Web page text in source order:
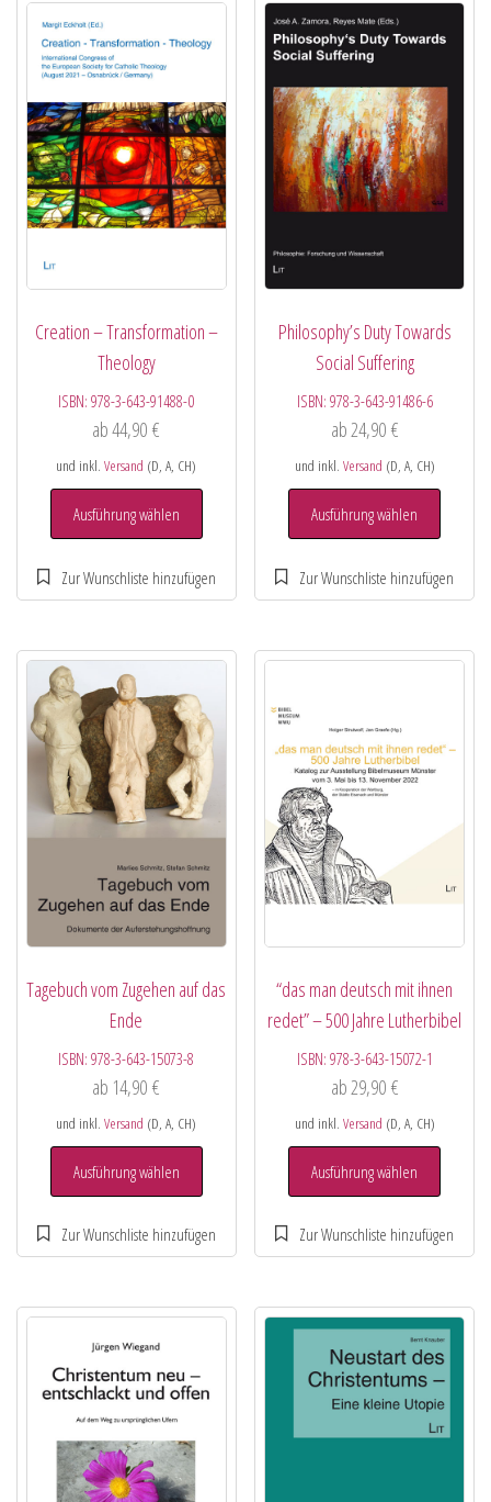
Creation – Transformation –
Theology
ISBN:978-3-643-91488-0
ab44,90€
und inkl.Versand (D, A, CH)
Ausführung wählen
Philosophy’s Duty Towards
Social Suffering
ISBN: 978-3-643-91486-6
ab24,90 €
und inkl. Versand (D, A, CH)
Ausführung wählen
Tagebuch vom Zugehen auf das
Ende
ISBN:978-3-643-15073-8
ab 14,90€
und inkl.Versand (D, A, CH)
Ausführung wählen
“das man deutsch mit ihnen
redet” – 500 Jahre Lutherbibel
ISBN: 978-3-643-15072-1
ab 29,90 €
und inkl. Versand (D, A, CH)
Ausführung wählen